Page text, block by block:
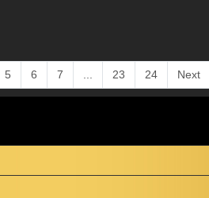
5 6 7 23 24 Next